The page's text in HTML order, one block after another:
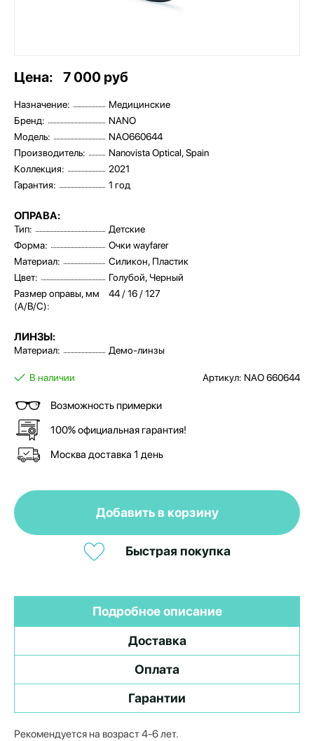
Цена: 7 000 руб
Назначение:
Медицинские
Бренд:
NANO
Модель:
NAO660644
Производитель:
Nanovista Optical, Spain
Коллекция:
2021
Гарантия:
1 год
ОПРАВА:
Тип:
Детские
Форма:
Очки wayfarer
Материал:
Силикон, Пластик
Цвет:
Голубой, Черный
Размер оправы, мм
(A/B/C):
44 / 16 / 127
ЛИНЗЫ:
Материал: Демо-линзы
В наличии Артикул: NAO 660644
Возможность примерки
100% официальная гарантия!
Москва доставка 1 день
Добавить в корзину
Быстрая покупка
Подробное описание
Доставка
Оплата
Гарантии
Рекомендуется на возраст 4-6 лет.